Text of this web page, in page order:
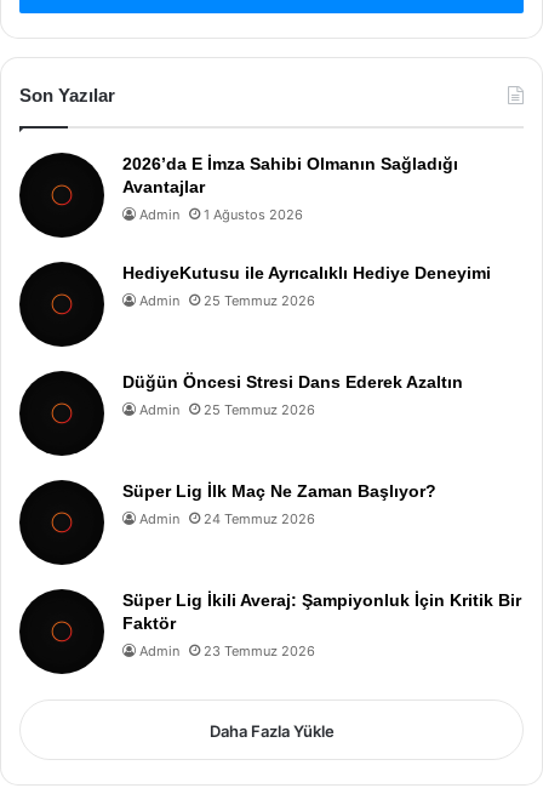
Son Yazılar
2026’da E İmza Sahibi Olmanın Sağladığı
Avantajlar
Admin 1 Ağustos 2026
HediyeKutusu ile Ayrıcalıklı Hediye Deneyimi
Admin 25 Temmuz 2026
Düğün Öncesi Stresi Dans Ederek Azaltın
Admin 25 Temmuz 2026
Süper Lig İlk Maç Ne Zaman Başlıyor?
Admin 24 Temmuz 2026
Süper Lig İkili Averaj: Şampiyonluk İçin Kritik Bir
Faktör
Admin 23 Temmuz 2026
Daha Fazla Yükle